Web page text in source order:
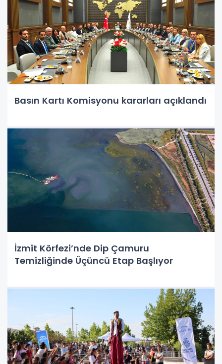
Basın Kartı Komisyonu kararları açıklandı
İzmit Körfezi’nde Dip Çamuru
Temizliğinde Üçüncü Etap Başlıyor